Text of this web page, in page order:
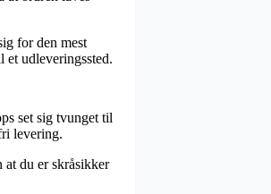
for den mest
udleveringssted.
set sig tvunget til
levering.
at du er skråsikker